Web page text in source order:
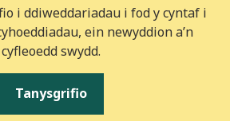
i ddiweddariadau i fod y cyntaf i
ein newyddion a’n
cyfleoedd swydd.
Tanysgrifio